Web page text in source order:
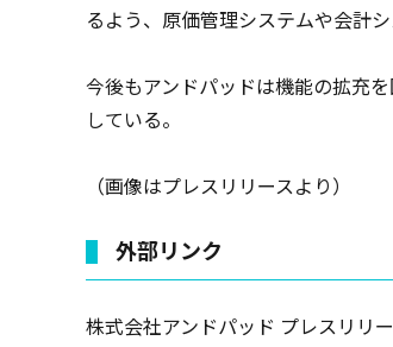
るよう、原価管理システムや会計
今後もアンドパッドは機能の拡充
している。
（画像はプレスリリースより）
外部リンク
株式会社アンドパッド プレスリリ